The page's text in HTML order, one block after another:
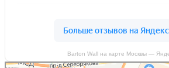
Barton Wall на карте Москвы —
Barton Wall